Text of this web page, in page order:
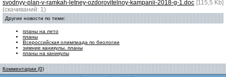
svodnyy-plan-v-ramkah-letney-ozdorovitelnoy-kampanii-2018-g-1.doc [115,5 Kb]
(cкачиваний: 1)
Другие новости по теме:
планы на лето
планы
Всероссийская олимпиада по биологии
зимние каникулы. планы
планы на каникулы
Комментарии (0)